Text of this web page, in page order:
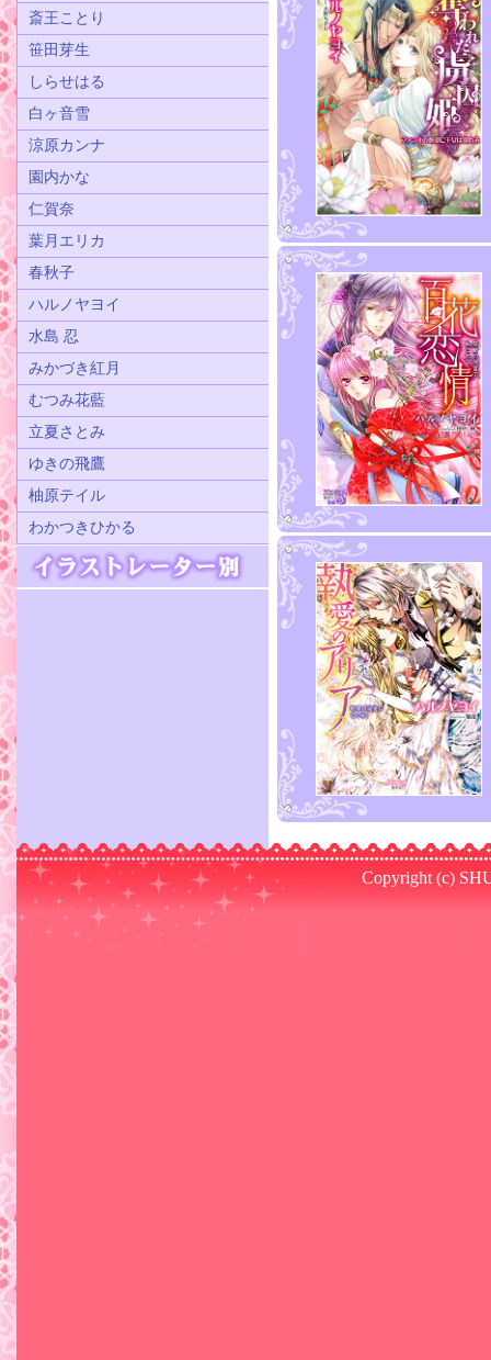
斎王ことり
笹田芽生
しらせはる
白ヶ音雪
涼原カンナ
園内かな
仁賀奈
葉月エリカ
春秋子
ハルノヤヨイ
水島 忍
みかづき紅月
むつみ花藍
立夏さとみ
ゆきの飛鷹
柚原テイル
わかつきひかる
Copyright (c)